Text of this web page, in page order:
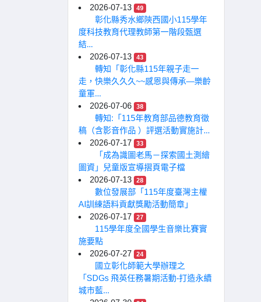
2026-07-13
49
彰化縣秀水鄉陝西國小115學年
度科技教育代理教師第一階段甄選
結...
2026-07-13
43
轉知「彰化縣115年親子走一
走，快樂久久久~~感恩與傳承—樂齡
童軍...
2026-07-06
38
轉知:「115年教育部品德教育徵
稿（含影音作品 ）評選活動實施計...
2026-07-17
33
「成為識圖老馬－探索國土測繪
圖資」兒童版宣導摺頁電子檔
2026-07-13
28
數位發展部「115年度臺灣主權
AI訓練語料貢獻獎勵活動簡章」
2026-07-17
27
115學年度全國學生音樂比賽實
施要點
2026-07-27
24
國立彰化師範大學辦理之
「SDGs 飛英任務暑期活動-打造永續
城市藍...